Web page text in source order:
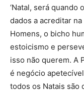
‘Natal, será quando
dados a acreditar
Homens, o bicho
estoicismo e
isso não querem. A
é negócio
todos os Natais são